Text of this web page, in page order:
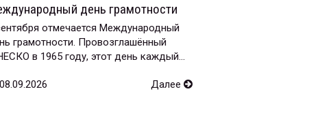
день грамотности
отмечается Международный
грамотности. Провозглашённый
в 1965 году, этот день каждый...
08.09.2026 Далее